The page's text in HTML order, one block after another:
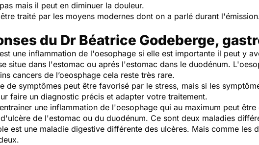
mais il peut en diminuer la douleur.
traité par les moyens modernes dont on a parlé durant
du Dr Béatrice Godeberge,
une inflammation de l'oesophage si elle est importante il peut y
situe dans l'estomac ou aprés l'estomac dans le duodénum.
cancers de l’oeosphage cela reste très rare.
de symptômes peut être favorisé par le stress, mais si les
faire un diagnostic précis et adapter votre traitement.
une inflammation de l'oesophage qui au maximum peut être
de l'estomac ou du duodénum. Ce sont deux maladies
est une maladie digestive différente des ulcères. Mais comme les